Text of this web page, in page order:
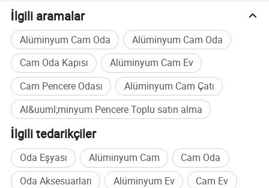
kazanıyor, binlerce hanenin kalite avantajları" ve sağlıklı ve
istikrarlı bir gelişim felsefesine bağlı kalınarak şirket güçlü
bir ürün araştırma ve geliştirme sistemi ve profesyonel bir
üretim, satış ve hizmet garanti ekibi kurmuştur. Şirket,
müşterilere güçlü yenilik yeteneği, yalın ürün kalitesi ve
mükemmel hizmet tenet'i ile kapsamlı kapı ve pencere
çözümleri sunarken, terminal kar modeli sunarak daha
fazla bayinin başlangıç çizgisinde kazanmasını sağlar.
İlgili aramalar
Alüminyum Cam Oda
Alüminyum Cam Oda
Cam Oda Kapısı
Alüminyum Cam Ev
Cam Pencere Odası
Alüminyum Cam Çatı
Al&uuml;minyum Pencere Toplu satın alma
İlgili tedarikçiler
Oda Eşyası Alüminyum Cam
Cam Oda
Oda Aksesuarları
Alüminyum Ev Cam Ev